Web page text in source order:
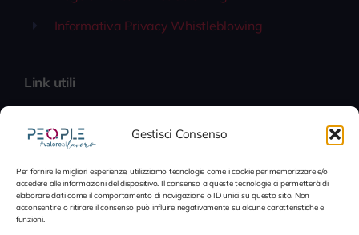
Gestisci Consenso
Per fornire le migliori esperienze, utilizziamo tecnologie come i cookie per memorizzare e/o
accedere alle informazioni del dispositivo. Il consenso a queste tecnologie ci permetterà di
elaborare dati come il comportamento di navigazione o ID unici su questo sito. Non
acconsentire o ritirare il consenso può influire negativamente su alcune caratteristiche e
funzioni.
Informativa Privacy Whistleblowing
Link utili
Certificazione di qualità
Piattaforma Whistleblowing